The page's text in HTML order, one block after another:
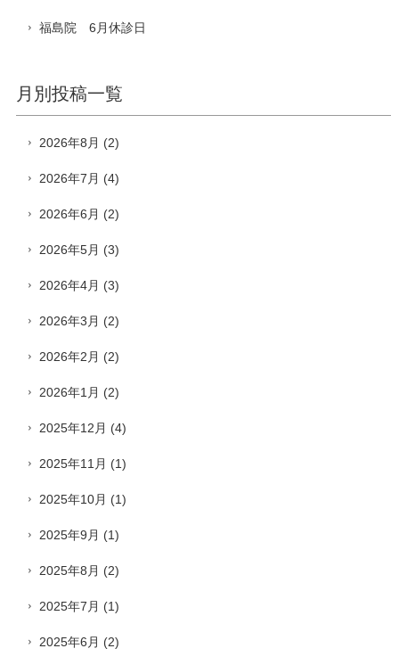
福島院 6月休診日
月別投稿一覧
2026年8月 (2)
2026年7月 (4)
2026年6月 (2)
2026年5月 (3)
2026年4月 (3)
2026年3月 (2)
2026年2月 (2)
2026年1月 (2)
2025年12月 (4)
2025年11月 (1)
2025年10月 (1)
2025年9月 (1)
2025年8月 (2)
2025年7月 (1)
2025年6月 (2)